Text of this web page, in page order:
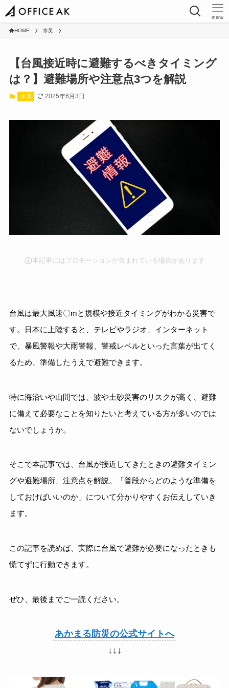
menu
HOME 水災
【台風接近時に避難するべきタイミング
は？】避難場所や注意点3つを解説
水災 2025年6月3日
本記事にはプロモーションが含まれている場合があります
台風は最大風速〇mと規模や接近タイミングがわかる災害で
す。日本に上陸すると、テレビやラジオ、インターネット
で、暴風警報や大雨警報、警戒レベルといった言葉が出てく
るため、準備したうえで避難できます。
特に海沿いや山間では、波や土砂災害のリスクが高く、避難
に備えて必要なことを知りたいと考えている方が多いのでは
ないでしょうか。
そこで本記事では、台風が接近してきたときの避難タイミン
グや避難場所、注意点を解説。「普段からどのような準備を
しておけばいいのか」について分かりやすくお伝えしていき
ます。
この記事を読めば、実際に台風で避難が必要になったときも
慌てずに行動できます。
ぜひ、最後までご一読ください。
あかまる防災の公式サイトへ
↓↓↓